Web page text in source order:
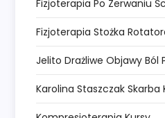
Fizjoterapia Po Zerwaniu
Fizjoterapia Stożka
Jelito Drażliwe Objawy Ból
Karolina Staszczak Skarba